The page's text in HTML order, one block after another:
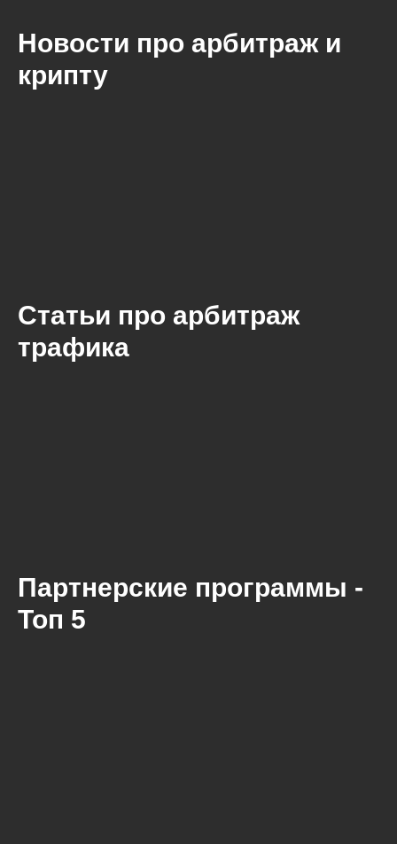
Новости про арбитраж и
крипту
Статьи про арбитраж
трафика
Партнерские программы -
Топ 5